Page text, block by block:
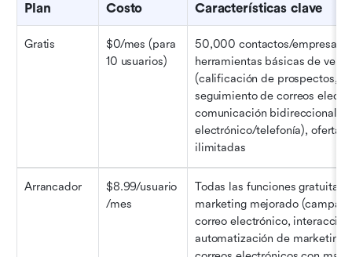
Plan Costo Características clave
Gratis
$0/mes (para
10 usuarios)
50,000 contactos/empresas,
herramientas básicas de
(calificación de prospectos,
seguimiento de correos
comunicación bidireccional
electrónico/telefonía),
ilimitadas
Arrancador
$8.99/usuario
/mes
Todas las funciones gratuitas
marketing mejorado
correo electrónico,
automatización de